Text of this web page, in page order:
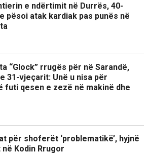
e ndërtimit në Durrës, 40-
pësoi atak kardiak pas punës në
“Glock” rrugës për në Sarandë,
31-vjeçarit: Unë u nisa për
futi qesen e zezë në makinë dhe
për shoferët ‘problematikë’, hyjnë
Kodin Rrugor